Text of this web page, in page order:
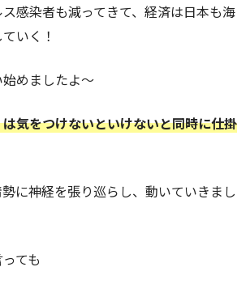
感染者も減ってきて、経済は日本も海
いく！
めましたよ～
気をつけないといけないと同時に仕掛
に神経を張り巡らし、動いていきまし
ても